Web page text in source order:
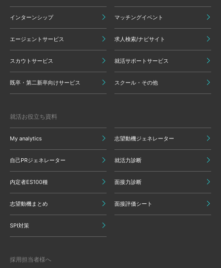
インターンシップ マッチングイベント
エージェントサービス 求人検索/ナビサイト
スカウトサービス 就活サポートサービス
既卒・第二新卒向けサービス スクール・その他
就活お役立ち資料
My analytics 志望動機ジェネレーター
自己PRジェネレーター 就活力診断
内定者ES100種 面接力診断
志望動機まとめ 面接評価シート
SPI対策
採用担当者様へ